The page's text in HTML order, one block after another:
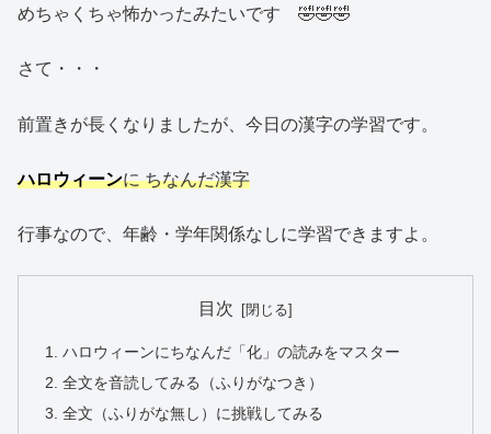
めちゃくちゃ怖かったみたいです 🤣🤣🤣
さて・・・
前置きが長くなりましたが、今日の漢字の学習です。
ハロウィーンに ちなんだ漢字
行事なので、年齢・学年関係なしに学習できますよ。
目次
ハロウィーンにちなんだ「化」の読みをマスター
全文を音読してみる（ふりがなつき）
全文（ふりがな無し）に挑戦してみる